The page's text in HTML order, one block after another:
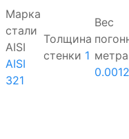
Марка
стали
AISI
AISI
321
Толщина
стенки 1
Вес
метра